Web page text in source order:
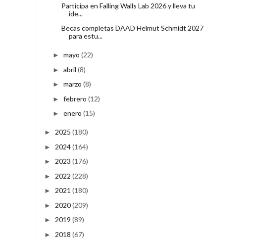
Participa en Falling Walls Lab 2026 y lleva tu
ide...
Becas completas DAAD Helmut Schmidt 2027
para estu...
► mayo (22)
► abril (8)
► marzo (8)
► febrero (12)
► enero (15)
► 2025 (180)
► 2024(164)
► 2023 (176)
► 2022 (228)
► 2021 (180)
► 2020(209)
► 2019 (89)
► 2018 (67)